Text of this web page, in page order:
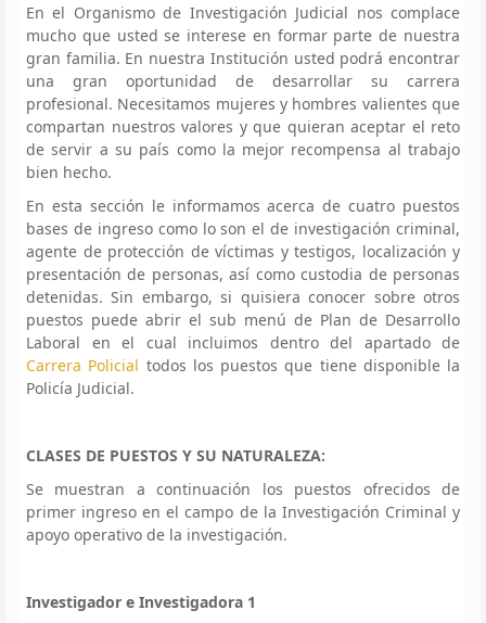
En el Organismo de Investigación Judicial nos complace
mucho que usted se interese en formar parte de nuestra
gran familia. En nuestra Institución usted podrá encontrar
una gran oportunidad de desarrollar su carrera
profesional. Necesitamos mujeres y hombres valientes que
compartan nuestros valores y que quieran aceptar el reto
de servir a su país como la mejor recompensa al trabajo
bien hecho.
En esta sección le informamos acerca de cuatro puestos
bases de ingreso como lo son el de investigación criminal,
agente de protección de víctimas y testigos, localización y
presentación de personas, así como custodia de personas
detenidas. Sin embargo, si quisiera conocer sobre otros
puestos puede abrir el sub menú de Plan de Desarrollo
Laboral en el cual incluimos dentro del apartado de
Carrera Policial todos los puestos que tiene disponible la
Policía Judicial.
CLASES DE PUESTOS Y SU NATURALEZA:
Se muestran a continuación los puestos ofrecidos de
primer ingreso en el campo de la Investigación Criminal y
apoyo operativo de la investigación.
Investigador e Investigadora 1